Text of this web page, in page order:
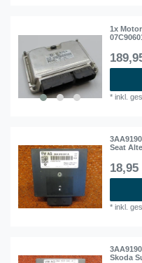
1x
*inkl.
Seat
18,95
*inkl.
Skoda